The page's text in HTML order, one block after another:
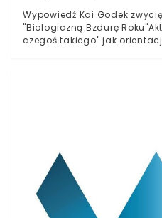
Wypowiedź Kai Godek
"Biologiczną Bzdurę
czegoś takiego" jak